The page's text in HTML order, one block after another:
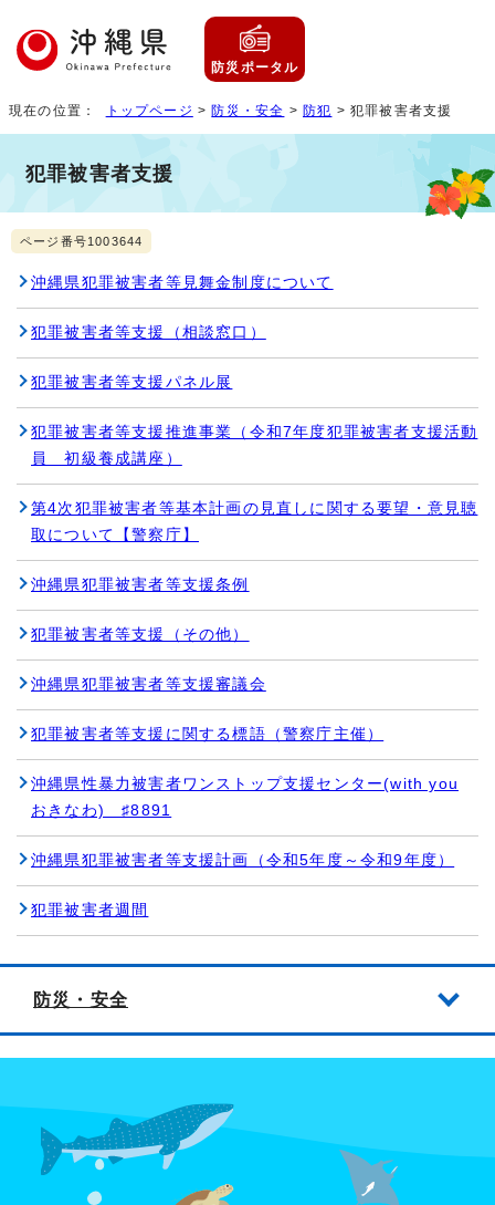
防災ポータル
現在の位置： トップページ > 防災・安全 > 防犯 > 犯罪被害者支援
犯罪被害者支援
ページ番号1003644
沖縄県犯罪被害者等見舞金制度について
犯罪被害者等支援（相談窓口）
犯罪被害者等支援パネル展
犯罪被害者等支援推進事業（令和7年度犯罪被害者支援活動
員 初級養成講座）
第4次犯罪被害者等基本計画の見直しに関する要望・意見聴
取について【警察庁】
沖縄県犯罪被害者等支援条例
犯罪被害者等支援（その他）
沖縄県犯罪被害者等支援審議会
犯罪被害者等支援に関する標語（警察庁主催）
沖縄県性暴力被害者ワンストップ支援センター(with you
おきなわ) ♯8891
沖縄県犯罪被害者等支援計画（令和5年度～令和9年度）
犯罪被害者週間
防災・安全